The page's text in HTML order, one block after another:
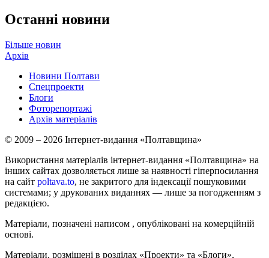
Останні новини
Більше новин
Архів
Новини Полтави
Спецпроекти
Блоги
Фоторепортажі
Архів матеріалів
© 2009 – 2026 Інтернет-видання «Полтавщина»
Використання матеріалів інтернет-видання «Полтавщина» на
інших сайтах дозволяється лише за наявності гіперпосилання
на сайт poltava.to, не закритого для індексації пошуковими
системами; у друкованих виданнях — лише за погодженням з
редакцією.
Матеріали, позначені написом , опубліковані на комерційній
основі.
Матеріали, розміщені в розділах «Проекти» та «Блоги»,